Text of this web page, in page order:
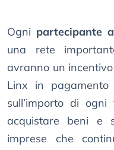
Ogni partecipante
una rete
avranno un
Linx in
sull’importo di
acquistare beni e
imprese che